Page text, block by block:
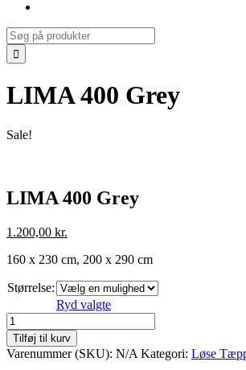
Search
for:
LIMA 400 Grey
Sale!
LIMA 400 Grey
1.200,00 kr.
160 x 230 cm, 200 x 290 cm
Størrelse:
Ryd valgte
LIMA
400
Grey
antal
Tilføj til kurv
Varenummer (SKU): N/A Kategori: Løse